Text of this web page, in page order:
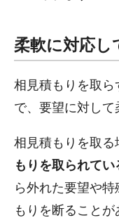
柔軟に対応し
相見積もりを取ら
で、要望に対して
相見積もりを取
もりを取られてい
ら外れた要望や
もりを断ることが